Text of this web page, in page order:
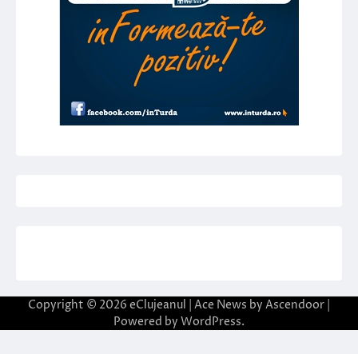
Copyright © 2026 eClujeanul | Ace News by Ascendoor
Powered by WordPress.